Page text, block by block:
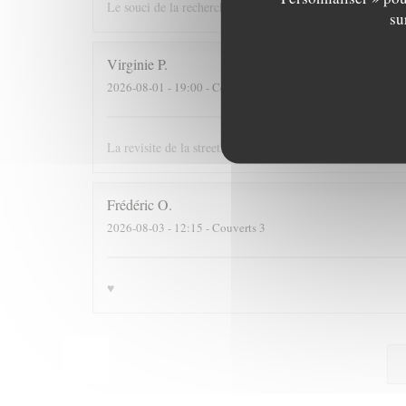
Le souci de la recherche et du changement dans le
VirginieP
2026-08-01 - 19:00 - Couverts 2
La revisite de la streetfood est une superbe idée ! La
FrédéricO
2026-08-03 - 12:15 - Couverts 3
♥️